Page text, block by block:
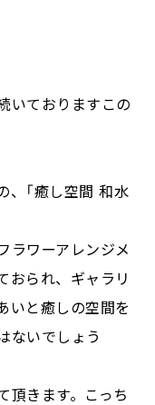
いておりますこの
、「癒し空間 和水
ラワーアレンジメ
おられ、ギャラリ
いと癒しの空間を
ないでしょう
頂きます。こっち